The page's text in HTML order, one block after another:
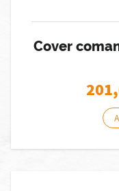
Cover